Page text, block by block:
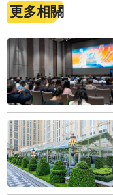
更多相關